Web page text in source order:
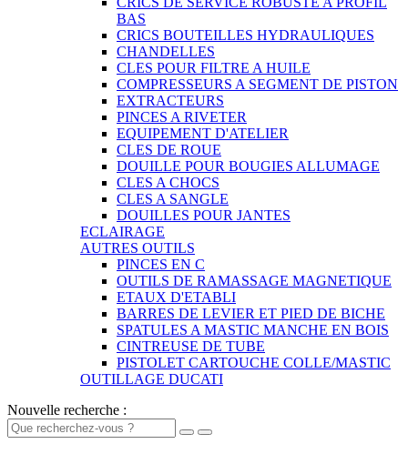
BAS
CRICS BOUTEILLES HYDRAULIQUES
CHANDELLES
CLES POUR FILTRE A HUILE
COMPRESSEURS A SEGMENT DE PISTON
EXTRACTEURS
PINCES A RIVETER
EQUIPEMENT D'ATELIER
CLES DE ROUE
DOUILLE POUR BOUGIES ALLUMAGE
CLES A CHOCS
CLES A SANGLE
DOUILLES POUR JANTES
ECLAIRAGE
AUTRES OUTILS
PINCES EN C
OUTILS DE RAMASSAGE MAGNETIQUE
ETAUX D'ETABLI
BARRES DE LEVIER ET PIED DE BICHE
SPATULES A MASTIC MANCHE EN BOIS
CINTREUSE DE TUBE
PISTOLET CARTOUCHE COLLE/MASTIC
OUTILLAGE DUCATI
Nouvelle recherche :